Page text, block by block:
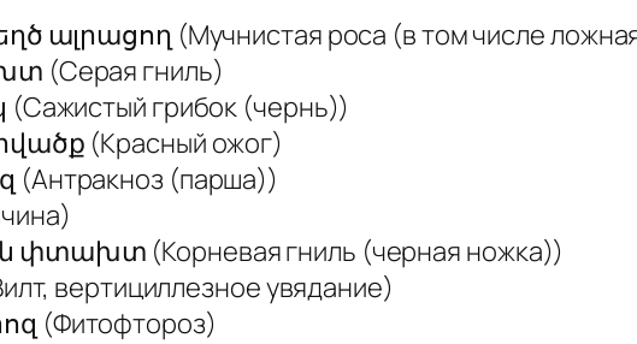
ալրացող (Мучнистая роса (в том числе
(Серая гниль)
грибок (чернь))
(Красный ожог)
(парша))
(Корневая гниль (черная ножка))
вертициллезное увядание)
(Фитофтороз)